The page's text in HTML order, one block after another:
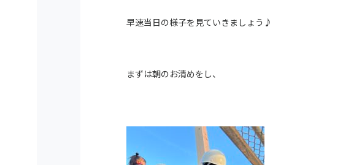
早速当日の様子を見ていきましょう♪
まずは朝のお清めをし、